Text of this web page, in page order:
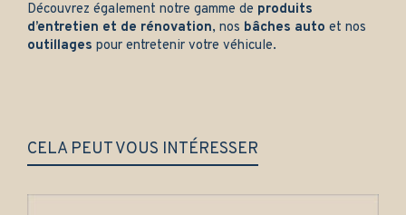
Découvrez également notre gamme de produits
d’entretien et de rénovation, nos bâches auto et nos
outillages pour entretenir votre véhicule.
CELA PEUT VOUS INTÉRESSER